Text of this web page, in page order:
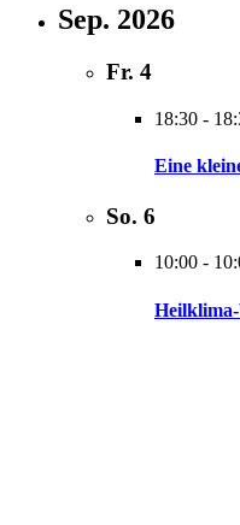
Sep. 2026
Fr. 4
18:30 -
Eine
So. 6
10:00 -